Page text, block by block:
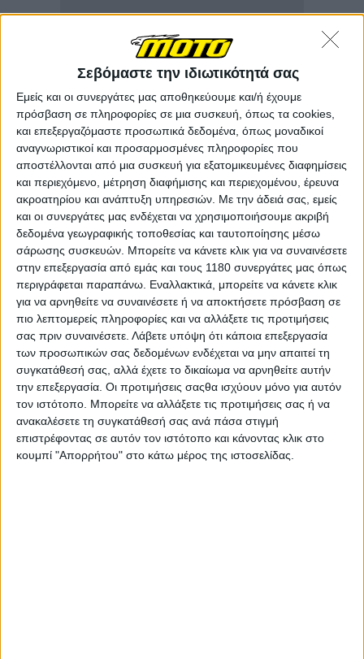
Σεβόμαστε την ιδιωτικότητά σας
Εμείς και οι συνεργάτες μας αποθηκεύουμε και/ή έχουμε
πρόσβαση σε πληροφορίες σε μια συσκευή, όπως τα cookies,
και επεξεργαζόμαστε προσωπικά δεδομένα, όπως μοναδικοί
αναγνωριστικοί και προσαρμοσμένες πληροφορίες που
αποστέλλονται από μια συσκευή για εξατομικευμένες διαφημίσεις
και περιεχόμενο, μέτρηση διαφήμισης και περιεχομένου, έρευνα
ακροατηρίου και ανάπτυξη υπηρεσιών. Με την άδειά σας, εμείς
και οι συνεργάτες μας ενδέχεται να χρησιμοποιήσουμε ακριβή
δεδομένα γεωγραφικής τοποθεσίας και ταυτοποίησης μέσω
σάρωσης συσκευών. Μπορείτε να κάνετε κλικ για να συναινέσετε
στην επεξεργασία από εμάς και τους 1180 συνεργάτες μας όπως
περιγράφεται παραπάνω. Εναλλακτικά, μπορείτε να κάνετε κλικ
για να αρνηθείτε να συναινέσετε ή να αποκτήσετε πρόσβαση σε
πιο λεπτομερείς πληροφορίες και να αλλάξετε τις προτιμήσεις
σας πριν συναινέσετε. Λάβετε υπόψη ότι κάποια επεξεργασία
των προσωπικών σας δεδομένων ενδέχεται να μην απαιτεί τη
συγκατάθεσή σας, αλλά έχετε το δικαίωμα να αρνηθείτε αυτήν
την επεξεργασία. Οι προτιμήσεις σαςθα ισχύουν μόνο για αυτόν
τον ιστότοπο. Μπορείτε να αλλάξετε τις προτιμήσεις σας ή να
ανακαλέσετε τη συγκατάθεσή σας ανά πάσα στιγμή
επιστρέφοντας σε αυτόν τον ιστότοπο και κάνοντας κλικ στο
κουμπί "Απορρήτου" στο κάτω μέρος της ιστοσελίδας.
“Είμαι ενθουσιασμένος που θα αγωνιστώ και πάλι στην
Ισπανία. Η Βαρκελώνη είναι μια πίστα που μου αρέσει,